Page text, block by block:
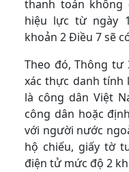
thanh toán không
hiệu lực từ ngày
khoản 2 Điều 7 sẽ
Theo đó, Thông tư
xác thực danh tính
là công dân Việt
công dân hoặc
với người nước
hộ chiếu, giấy tờ
điện tử mức độ 2